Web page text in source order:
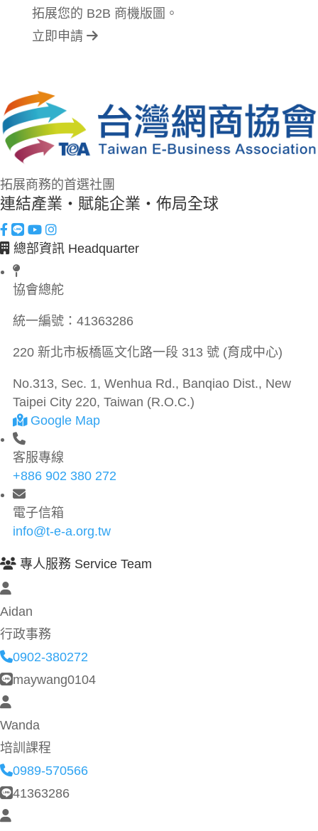
拓展您的 B2B 商機版圖。
立即申請
拓展商務的首選社團
連結產業・賦能企業・佈局全球
總部資訊 Headquarter
協會總舵
統一編號： 41363286
220 新北市板橋區文化路一段 313 號 (育成中心)
No.313, Sec. 1, Wenhua Rd., Banqiao Dist., New
Taipei City 220, Taiwan (R.O.C.)
Google Map
客服專線
+886 902 380 272
電子信箱
info@t-e-a.org.tw
專人服務 Service Team
Aidan
行政事務
0902-380272
maywang0104
Wanda
培訓課程
0989-570566
41363286